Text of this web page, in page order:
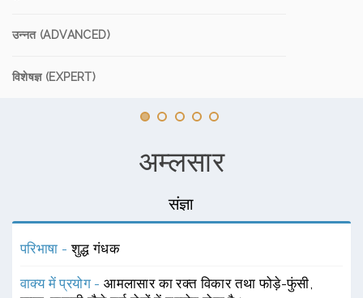
उन्नत (ADVANCED)
विशेषज्ञ (EXPERT)
अम्लसार
संज्ञा
परिभाषा -शुद्ध गंधक
वाक्य में प्रयोग -आमलासार का रक्त विकार तथा फोड़े-फुंसी,